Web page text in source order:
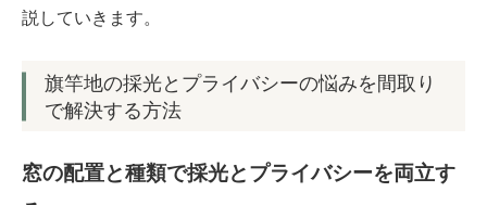
説していきます。
旗竿地の採光とプライバシーの悩みを間取り
で解決する方法
窓の配置と種類で採光とプライバシーを両立す